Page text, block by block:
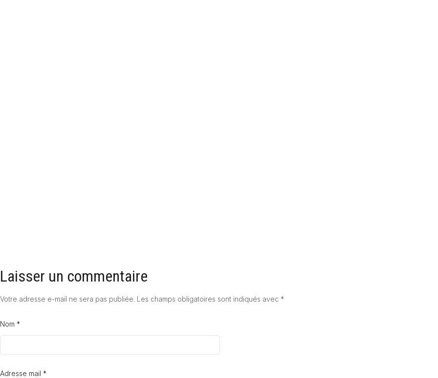
Laisser un commentaire
Votre adresse e-mail ne sera pas publiée. Les champs obligatoires sont indiqués avec *
Nom *
Adresse mail *